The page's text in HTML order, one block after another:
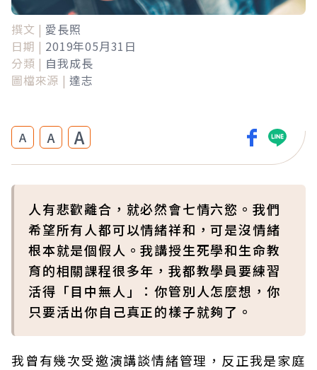
撰文 | 愛長照
日期 | 2019年05月31日
分類 | 自我成長
圖檔來源 | 達志
A A A
人有悲歡離合，就必然會七情六慾。我們
希望所有人都可以情緒祥和，可是沒情緒
根本就是個假人。我講授生死學和生命教
育的相關課程很多年，我都教學員要練習
活得「目中無人」：你管別人怎麼想，你
只要活出你自己真正的樣子就夠了。
我曾有幾次受邀演講談情緒管理，反正我是家庭